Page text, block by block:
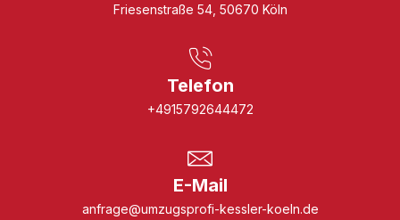
Friesenstraße 54, 50670 Köln
Telefon
+4915792644472
E-Mail
anfrage@umzugsprofi-kessler-koeln.de